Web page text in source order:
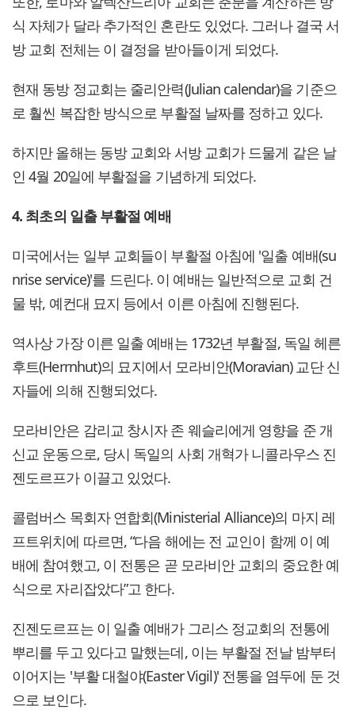
식 자체가 달라 추가적인 혼란도 있었다. 그러나 결국 서
방 교회 전체는 이 결정을 받아들이게 되었다.
현재 동방 정교회는 줄리안력(Julian calendar)을 기준으
로 훨씬 복잡한 방식으로 부활절 날짜를 정하고 있다.
하지만 올해는 동방 교회와 서방 교회가 드물게 같은 날
인 4월 20일에 부활절을 기념하게 되었다.
4. 최초의 일출 부활절 예배
미국에서는 일부 교회들이 부활절 아침에 '일출 예배(su
nrise service)'를 드린다. 이 예배는 일반적으로 교회 건
물 밖, 예컨대 묘지 등에서 이른 아침에 진행된다.
역사상 가장 이른 일출 예배는 1732년 부활절, 독일 헤른
후트(Herrnhut)의 묘지에서 모라비안(Moravian) 교단 신
자들에 의해 진행되었다.
모라비안은 감리교 창시자 존 웨슬리에게 영향을 준 개
신교 운동으로, 당시 독일의 사회 개혁가 니콜라우스 진
젠도르프가 이끌고 있었다.
콜럼버스 목회자 연합회(Ministerial Alliance)의 마지 레
프트위치에 따르면, “다음 해에는 전 교인이 함께 이 예
배에 참여했고, 이 전통은 곧 모라비안 교회의 중요한 예
식으로 자리잡았다”고 한다.
진젠도르프는 이 일출 예배가 그리스 정교회의 전통에
뿌리를 두고 있다고 말했는데, 이는 부활절 전날 밤부터
이어지는 '부활 대철야(Easter Vigil)' 전통을 염두에 둔 것
으로 보인다.